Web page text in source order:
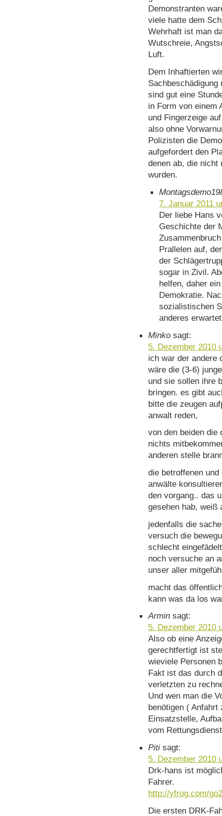
Demonstranten
viele hatte dem
Wehrhaft ist man
Wutschreie,
Luft.
Dem Inhaftierten
Sachbeschädigung
sind gut eine
in Form von einem
und Fingerzeige
also ohne
Polizisten die
aufgefordert den
denen ab, die nicht
wurden.
7. Januar 2011
Der liebe Hans
Geschichte der
Prallelen auf,
der
sogar in Zivil.
helfen, daher
Demokratie.
sozialistischen
anderes
Minko sagt:
5. Dezember 2010
ich war der andere
wäre die (3-6)
und sie sollen ihre
bringen. es gibt
bitte die zeugen
anwalt reden,
von den beiden die
nichts
anderen stelle
die betroffenen
anwälte
den vorgang.. das
gesehen hab, weiß
jedenfalls die
versuch die
schlecht
noch versuche an
unser aller
macht das
kann was da los
Armin sagt:
5. Dezember 2010
Also ob eine
gerechtfertigt ist
wieviele Personen
Fakt ist das durch
verletzten zu
Und wen man die
benötigen (
Einsatzstelle,
vom
Piti sagt:
5. Dezember 2010
Drk-hans ist
Fahrer.
http://yfrog.com/
Die ersten DRK-